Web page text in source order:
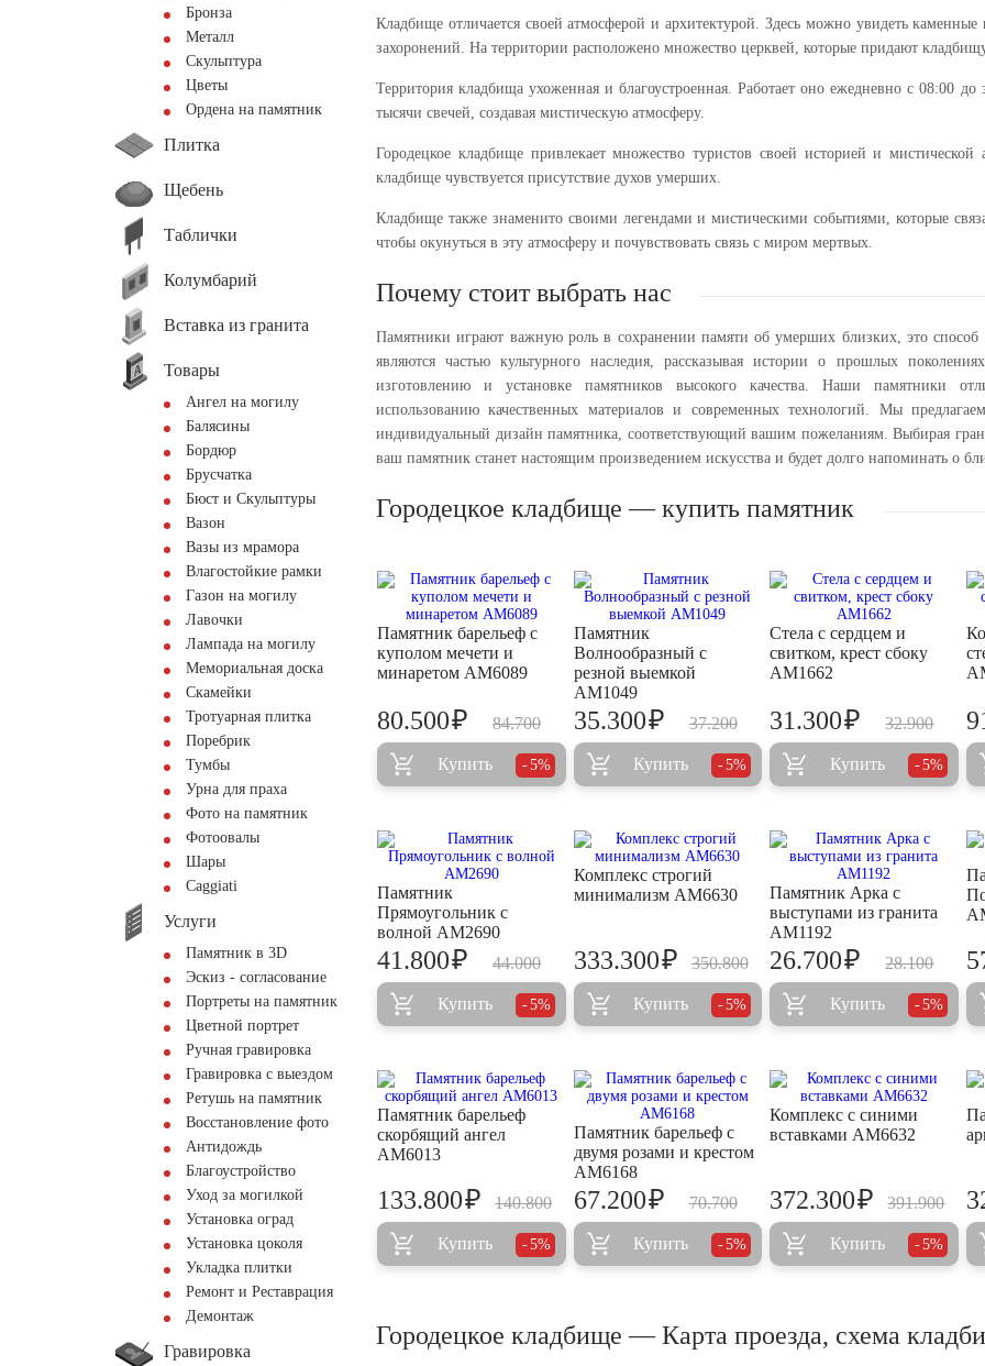
Бронза
Металл
Скульптура
Цветы
Ордена на памятник
Плитка
Щебень
Таблички
Колумбарий
Вставка из гранита
Товары
Ангел на могилу
Балясины
Бордюр
Брусчатка
Бюст и Скульптуры
Вазон
Вазы из мрамора
Влагостойкие рамки
Газон на могилу
Лавочки
Лампада на могилу
Мемориальная доска
Скамейки
Тротуарная плитка
Поребрик
Тумбы
Урна для праха
Фото на памятник
Фотоовалы
Шары
Сaggiati
Услуги
Памятник в 3D
Эскиз - согласование
Портреты на памятник
Цветной портрет
Ручная гравировка
Гравировка с выездом
Ретушь на памятник
Восстановление фото
Антидождь
Благоустройство
Уход за могилкой
Установка оград
Установка цоколя
Укладка плитки
Ремонт и Реставрация
Демонтаж
Гравировка
Кладбище отличается своей атмосферой и архитектурой. Здесь можно увидеть
захоронений. На территории расположено множество церквей, которые придают
Территория кладбища ухоженная и благоустроенная. Работает оно ежедневно с 08:00
тысячи свечей, создавая мистическую атмосферу.
Городецкое кладбище привлекает множество туристов своей историей и
кладбище чувствуется присутствие духов умерших.
Кладбище также знаменито своими легендами и мистическими событиями, которые
чтобы окунуться в эту атмосферу и почувствовать связь с миром мертвых.
Почему стоит выбрать нас
Памятники играют важную роль в сохранении памяти об умерших близких, это
являются частью культурного наследия, рассказывая истории о прошлых
изготовлению и установке памятников высокого качества. Наши памятники
использованию качественных материалов и современных технологий. Мы
индивидуальный дизайн памятника, соответствующий вашим пожеланиям. Выбирая
ваш памятник станет настоящим произведением искусства и будет долго напоминать о
Городецкое кладбище — купить памятник
Памятник барельеф с
куполом мечети и
минаретом AM6089
84.700
80.500₽
Купить 5%
Памятник
Волнообразный с
резной выемкой
AM1049
37.200
35.300₽
Купить 5%
Стела с сердцем и
свитком, крест сбоку
AM1662
32.900
31.300₽
Купить 5%
Памятник
Прямоугольник с
волной AM2690
44.000
41.800₽
Купить 5%
Комплекс строгий
минимализм AM6630
350.800
333.300₽
Купить 5%
Памятник Арка с
выступами из гранита
AM1192
28.100
26.700₽
Купить 5%
Памятник барельеф
скорбящий ангел
AM6013
140.800
133.800₽
Купить 5%
Памятник барельеф с
двумя розами и крестом
AM6168
70.700
67.200₽
Купить 5%
Комплекс с синими
вставками AM6632
391.900
372.300₽
Купить 5%
Городецкое кладбище — Карта проезда, схема